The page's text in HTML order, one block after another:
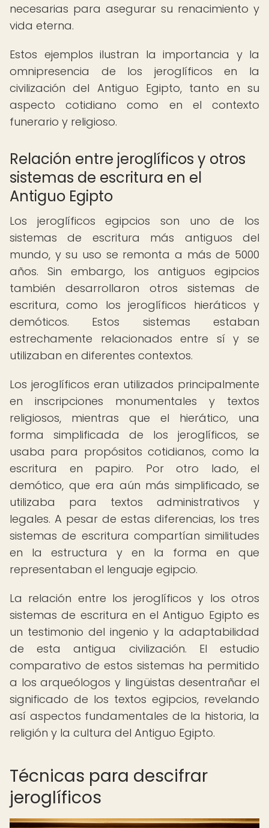
necesarias para asegurar su renacimiento y
vida eterna.
Estos ejemplos ilustran la importancia y la
omnipresencia de los jeroglíficos en la
civilización del Antiguo Egipto, tanto en su
aspecto cotidiano como en el contexto
funerario y religioso.
Relación entre jeroglíficos y otros
sistemas de escritura en el
Antiguo Egipto
Los jeroglíficos egipcios son uno de los
sistemas de escritura más antiguos del
mundo, y su uso se remonta a más de 5000
años. Sin embargo, los antiguos egipcios
también desarrollaron otros sistemas de
escritura, como los jeroglíficos hieráticos y
demóticos. Estos sistemas estaban
estrechamente relacionados entre sí y se
utilizaban en diferentes contextos.
Los jeroglíficos eran utilizados principalmente
en inscripciones monumentales y textos
religiosos, mientras que el hierático, una
forma simplificada de los jeroglíficos, se
usaba para propósitos cotidianos, como la
escritura en papiro. Por otro lado, el
demótico, que era aún más simplificado, se
utilizaba para textos administrativos y
legales. A pesar de estas diferencias, los tres
sistemas de escritura compartían similitudes
en la estructura y en la forma en que
representaban el lenguaje egipcio.
La relación entre los jeroglíficos y los otros
sistemas de escritura en el Antiguo Egipto es
un testimonio del ingenio y la adaptabilidad
de esta antigua civilización. El estudio
comparativo de estos sistemas ha permitido
a los arqueólogos y lingüistas desentrañar el
significado de los textos egipcios, revelando
así aspectos fundamentales de la historia, la
religión y la cultura del Antiguo Egipto.
Técnicas para descifrar
jeroglíficos